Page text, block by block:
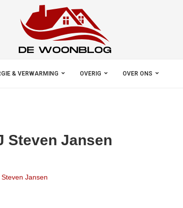
& VERWARMING OVERIG OVER ONS
Steven Jansen